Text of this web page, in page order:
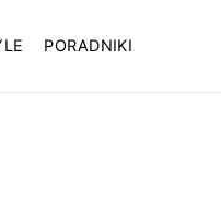
PORADNIKI